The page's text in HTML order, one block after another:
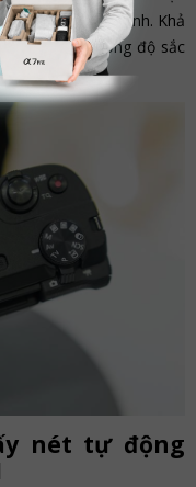
động nhanh. Khả
tăng cường độ sắc
nét tự động